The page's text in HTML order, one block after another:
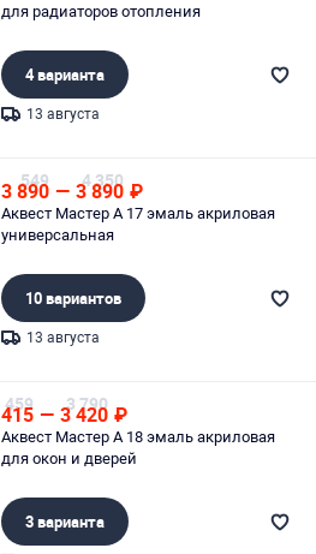
для радиаторов отопления
4 варианта
13 августа
549
3 890 — 4 350
3 890 ₽
Аквест Мастер А 17 эмаль акриловая
универсальная
10 вариантов
13 августа
459
415 — 3 790
3 420 ₽
Аквест Мастер А 18 эмаль акриловая
для окон и дверей
3 варианта